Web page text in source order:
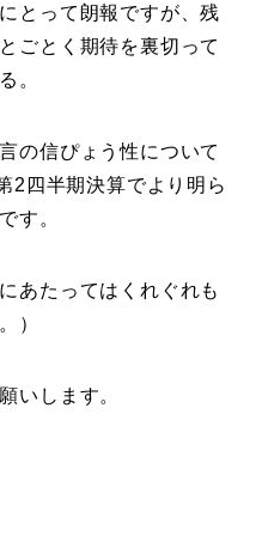
とって朗報ですが、残
ごとく期待を裏切って
。
の信ぴょう性について
2四半期決算でより明ら
す。
あたってはくれぐれも
）
いします。